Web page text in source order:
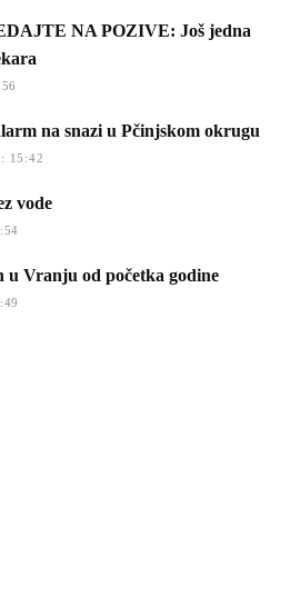
NA POZIVE: Još jedna
na snazi u Pčinjskom okrugu
15:42
vode
u Vranju od početka godine